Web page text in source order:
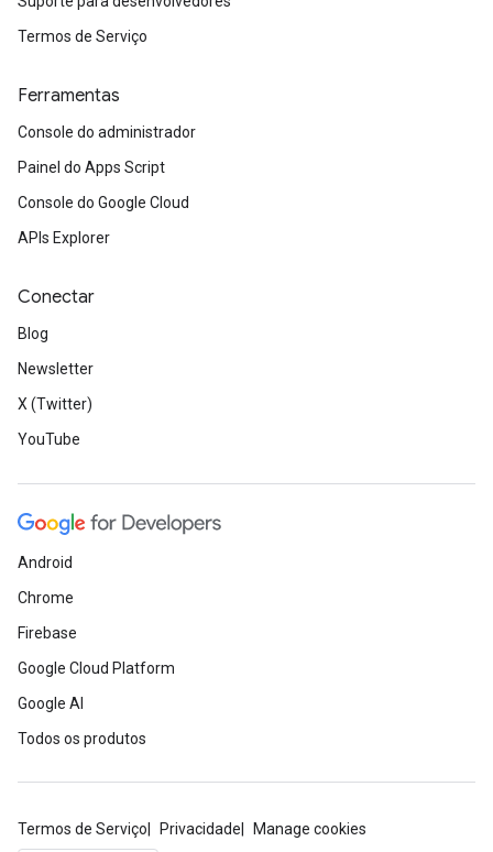
Termos de Serviço
Ferramentas
Console do administrador
Painel do Apps Script
Console do Google Cloud
APIs Explorer
Conectar
Blog
Newsletter
X (Twitter)
YouTube
Android
Chrome
Firebase
Google Cloud Platform
Google AI
Todos os produtos
Termos de Serviço Privacidade Manage cookies